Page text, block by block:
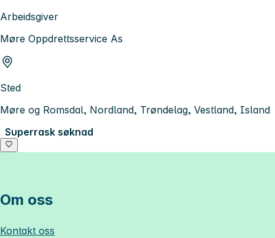
Arbeidsgiver
Møre Oppdrettsservice As
Sted
Møre og Romsdal, Nordland, Trøndelag, Vestland, Island
Superrask søknad
Om oss
Kontakt oss